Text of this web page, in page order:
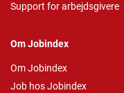
Support for arbejdsgivere
Om Jobindex
Om Jobindex
Job hos Jobindex